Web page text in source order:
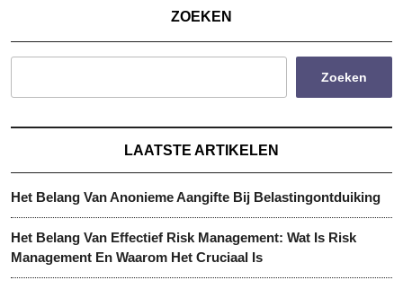
ZOEKEN
Zoeken
LAATSTE ARTIKELEN
Het Belang Van Anonieme Aangifte Bij Belastingontduiking
Het Belang Van Effectief Risk Management: Wat Is Risk
Management En Waarom Het Cruciaal Is